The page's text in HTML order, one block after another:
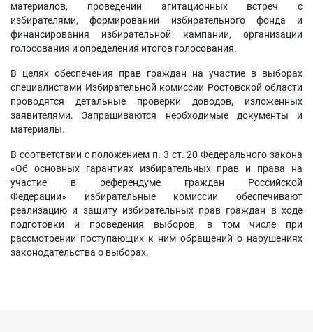
материалов, проведении агитационных встреч с
избирателями, формировании избирательного фонда и
финансирования избирательной кампании, организации
голосования и определения итогов голосования.
В целях обеспечения прав граждан на участие в выборах
специалистами Избирательной комиссии Ростовской области
проводятся детальные проверки доводов, изложенных
заявителями. Запрашиваются необходимые документы и
материалы.
В соответствии с положением п. 3 ст. 20 Федерального закона
«Об основных гарантиях избирательных прав и права на
участие в референдуме граждан Российской
Федерации» избирательные комиссии обеспечивают
реализацию и защиту избирательных прав граждан в ходе
подготовки и проведения выборов, в том числе при
рассмотрении поступающих к ним обращений о нарушениях
законодательства о выборах.